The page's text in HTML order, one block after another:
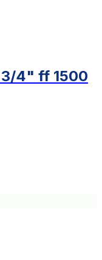
3/4" ff 1500